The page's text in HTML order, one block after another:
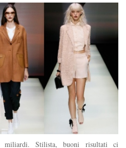
Stilista, buoni risultati ci